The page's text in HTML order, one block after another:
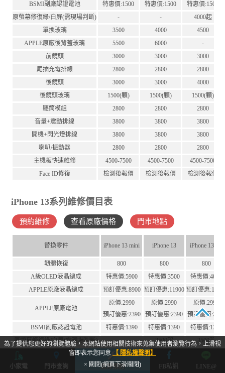
BSMI副廠認證電池
特惠價:1500 特惠價:1500
特惠價:1500
原螢幕修復綠/白屏(需現場判斷)
- -
4000起
單換玻璃
3500 4000
4500
APPLE原廠後背蓋玻璃
5500 6000
-
前鏡頭
3000 3000
3000
尾插充電排線
2800 2800
2800
後鏡頭
3000 3000
4000
後鏡頭玻璃
1500(顆) 1500(顆)
1500(顆)
聽筒模組
2800 2800
2800
音量+震動排線
3800 3800
3800
開機+閃光燈排線
3800 3800
3800
喇叭/振動器
2800 2800
2800
主機板快速維修
4500-7500 4500-7500
4500-7500
Face ID修復
檢測後報價 檢測後報價 檢測後報價
iPhone 13系列維修價目表
預約維修 查看原廠價格 門市地點
替換零件 iPhone 13 mini iPhone 13 iPhone 13Pro
韌體恢復 800 800
800
A級OLED液晶總成
特惠價:5900 特惠價:3500
特惠價:4000
APPLE原廠液晶總成
預訂優惠:8900 預訂優惠:11900 預訂優惠
APPLE原廠電池
原價:2990
預訂優惠:2390
原價:2990
預訂優惠:2390
原價:2990
預訂優惠:2390
BSMI副廠認證電池
特惠價:1390 特惠價:1390
特惠價:1390
原螢幕修復綠/白屏(需現場判斷)
- 3500起
3500起
單換螢幕玻璃
3500 3500
前鏡頭+感光排線(含Face ID移植)
3500 3500 3500
小家電 門市查詢 立即預約 FB私訊 LINE@
為了提供您更好的瀏覽體驗，本網站使用相關技術來蒐集使用者瀏覽行為，上滑視
窗即表示您同意 【 隱私權聲明】
× 關閉(網頁下滑關閉)
TOP